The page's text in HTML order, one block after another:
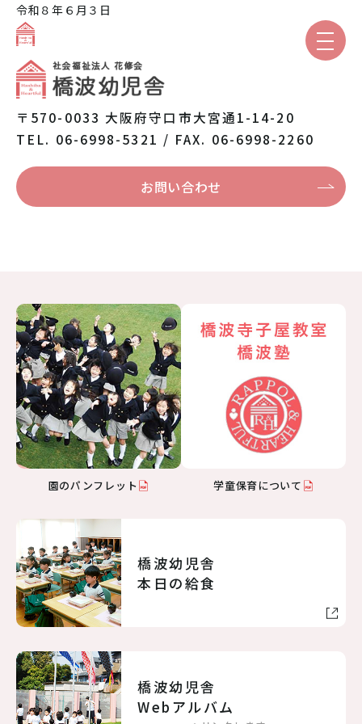
保育と教育
入園案内 保護者専用
トピックス 本日の給食
病児保育のご案内 交通アクセス
採用情報
個人情報保護方針
06-6998-5321
受付時間 7:00～20:00（平日）7:00～19:00（土曜）
令和８年６月３日
〒570-0033 大阪府守口市大宮通1-14-20
TEL. 06-6998-5321 / FAX. 06-6998-2260
お問い合わせ
園のパンフレット 学童保育について
橋波幼児舎
本日の給食
橋波幼児舎
Webアルバム